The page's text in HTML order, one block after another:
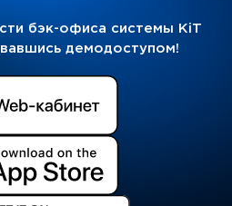
бэк-офиса системы KiT
демодоступом!